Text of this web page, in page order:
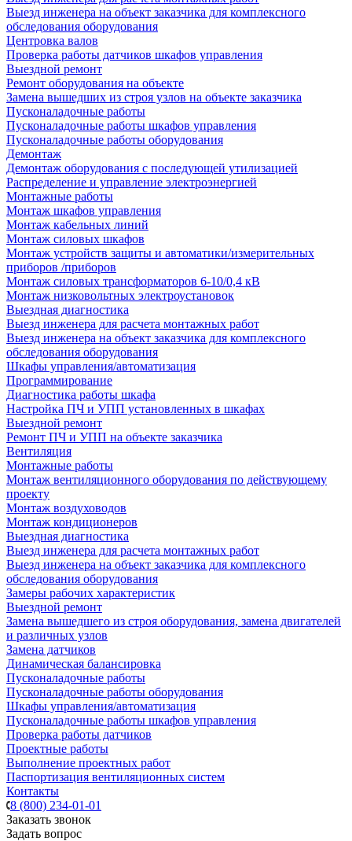
Выезд инженера на объект заказчика для комплексного
обследования оборудования
Центровка валов
Проверка работы датчиков шкафов управления
Выездной ремонт
Ремонт оборудования на объекте
Замена вышедших из строя узлов на объекте заказчика
Пусконаладочные работы
Пусконаладочные работы шкафов управления
Пусконаладочные работы оборудования
Демонтаж
Демонтаж оборудования с последующей утилизацией
Распределение и управление электроэнергией
Монтажные работы
Монтаж шкафов управления
Монтаж кабельных линий
Монтаж силовых шкафов
Монтаж устройств защиты и автоматики/измерительных
приборов /приборов
Монтаж силовых трансформаторов 6-10/0,4 кВ
Монтаж низковольтных электроустановок
Выездная диагностика
Выезд инженера для расчета монтажных работ
Выезд инженера на объект заказчика для комплексного
обследования оборудования
Шкафы управления/автоматизация
Программирование
Диагностика работы шкафа
Настройка ПЧ и УПП установленных в шкафах
Выездной ремонт
Ремонт ПЧ и УПП на объекте заказчика
Вентиляция
Монтажные работы
Монтаж вентиляционного оборудования по действующему
проекту
Монтаж воздуховодов
Монтаж кондиционеров
Выездная диагностика
Выезд инженера для расчета монтажных работ
Выезд инженера на объект заказчика для комплексного
обследования оборудования
Замеры рабочих характеристик
Выездной ремонт
Замена вышедшего из строя оборудования, замена двигателей
и различных узлов
Замена датчиков
Динамическая балансировка
Пусконаладочные работы
Пусконаладочные работы оборудования
Шкафы управления/автоматизация
Пусконаладочные работы шкафов управления
Проверка работы датчиков
Проектные работы
Выполнение проектных работ
Паспортизация вентиляционных систем
Контакты
8 (800) 234-01-01
Заказать звонок
Задать вопрос